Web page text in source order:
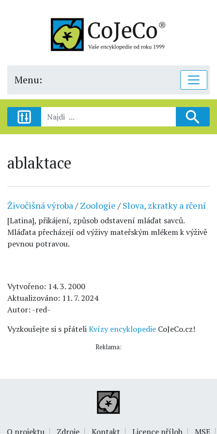
Menu:
ablaktace
Živočišná výroba/Zoologie /Slova, zkratky a rčení
[Latina], přikájení, způsob odstavení mláďat savců.
Mláďata přecházejí od výživy mateřským mlékem k výživě
pevnou potravou.
Vytvořeno: 14. 3. 2000
Aktualizováno: 11. 7. 2024
Autor: -red-
Vyzkoušejte si s přáteliKvízy encyklopedie CoJeCo.cz!
Reklama:
O projektu Zdroje Kontakt Licence příloh MSE